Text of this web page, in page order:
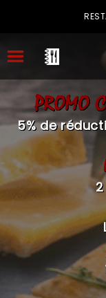
ACCUEIL
LA CARTE
VOTRE COMPTE
NOTRE
VOS AVIS
PROMO
5% de